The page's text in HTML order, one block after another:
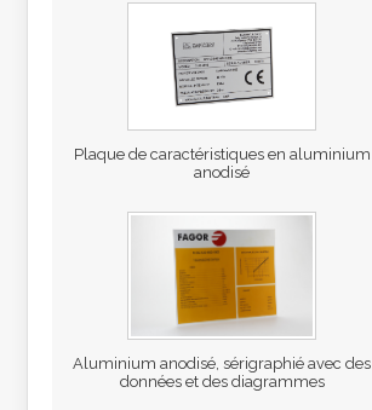
Plaque de caractéristiques en aluminium
anodisé
Aluminium anodisé, sérigraphié avec des
données et des diagrammes